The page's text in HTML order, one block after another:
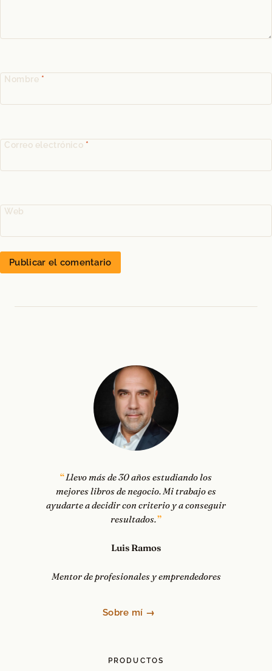
Nombre *
Correo electrónico *
Web
Llevo más de 30 años estudiando los
mejores libros de negocio. Mi trabajo es
ayudarte a decidir con criterio y a conseguir
resultados.
Luis Ramos
Mentor de profesionales y emprendedores
Sobre mí →
PRODUCTOS